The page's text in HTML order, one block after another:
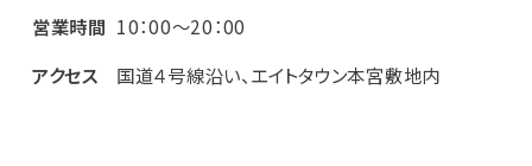
営業時間 10：00～20：00
アクセス
国道４号線沿い、エイトタウン本宮敷地内